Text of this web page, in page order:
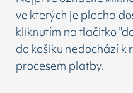
ve kterých je plocha
kliknutím na tlačítko
do košíku nedochází k
procesem platby.